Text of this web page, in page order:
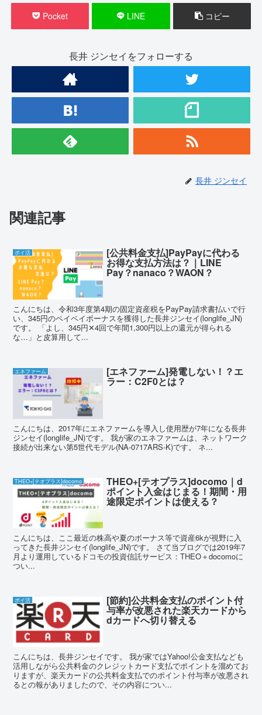
Pocket LINE コピー
長井 ジンセイをフォローする
長井 ジンセイ
関連記事
ポイ活 [公共料金支払]PayPayに代わる
お得な支払方法は？｜LINE
Pay？nanaco？WAON？
こんにちは、令和3年度第4期の固定資産税をPayPay請求書払いで行
い、345円のペイペイボーナスを獲得した長井ジンセイ(longlife_JN)
です。 「よし、345円✕4回で年間1,300円以上の還元が得られる
な…」と皮算用して...
エネファーム [エネファーム]発電しない！？エ
ラー：C2F0とは？
こんにちは、2017年にエネファームを導入し使用歴が7年になる長井
ジンセイ(longlife_JN)です。 我が家のエネファームは、ネットワーク
接続が出来ない第5世代モデル(NA-0717ARS-K)です。 ネ...
THEO+[テオプラス]docomo THEO+[テオプラス]docomo｜d
ポイント入金はじまる！期間・用
途限定ポイントは使える？
こんにちは、ここ最近の株高や夏のボーナス等で資産6kが視野に入
ってきた長井ジンセイ(longlife_JN)です。 さて当ブログでは2019年7
月より運用しているドコモの投資信託サービス：THEO＋docomoに
つい...
ポイ活 [節約]公共料金支払のポイント付
与率が改悪された楽天カードから
dカードへ切り替える
こんにちは、長井ジンセイです。 我が家ではYahoo!公金支払なども
活用しながら公共料金のクレジットカード支払でポイントを溜めてお
りますが、楽天カードの公共料金支払でのポイント付与率が改悪され
るとの報がありましたので、その内容につい...